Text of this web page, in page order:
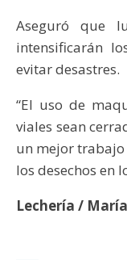
Aseguró que
intensificarán
evitar desastres.
“El uso de
viales sean
un mejor
los desechos en
Lechería /